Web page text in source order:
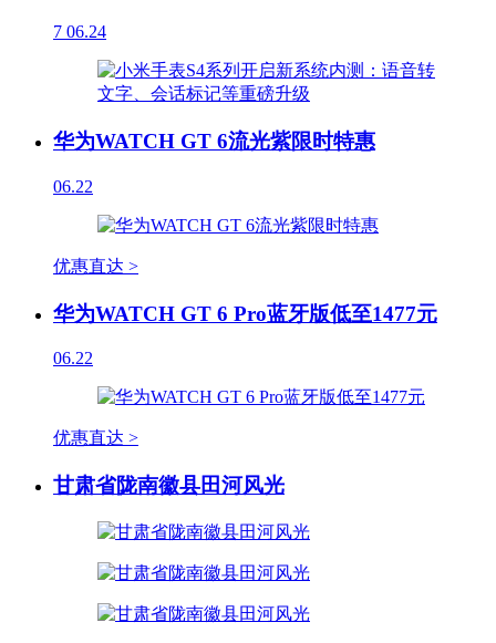
7 06.24
华为WATCH GT 6流光紫限时特惠
06.22
优惠直达 >
华为WATCH GT 6 Pro蓝牙版低至1477元
06.22
优惠直达 >
甘肃省陇南徽县田河风光